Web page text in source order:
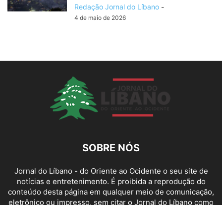
Redação Jornal do Líbano -
4 de maio de 2026
SOBRE NÓS
Jornal do Líbano - do Oriente ao Ocidente o seu site de
notícias e entretenimento. É proibida a reprodução do
conteúdo desta página em qualquer meio de comunicação,
eletrônico ou impresso, sem citar o Jornal do Líbano como